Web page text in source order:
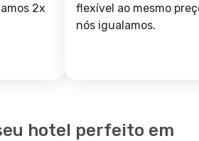
2x
flexível ao mesmo
nós igualamos.
hotel perfeito em